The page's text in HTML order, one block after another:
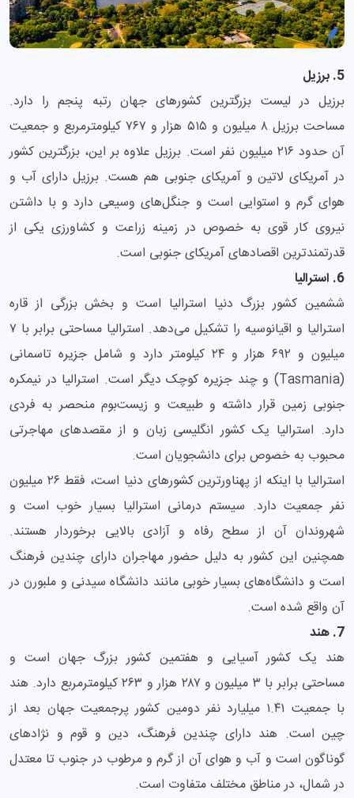
5. برزیل
برزیل در لیست بزرگترین کشورهای جهان رتبه پنجم را دارد.
مساحت برزیل ۸ میلیون و ۵۱۵ هزار و ۷۶۷ کیلومترمربع و جمعیت
آن حدود ۲۱۶ میلیون نفر است. برزیل علاوه بر این، بزرگترین کشور
در آمریکای لاتین و آمریکای جنوبی هم هست. برزیل دارای آب و
هوای گرم و استوایی است و جنگل‌های وسیعی دارد و با داشتن
نیروی کار قوی به خصوص در زمینه زراعت و کشاورزی یکی از
قدرتمندترین اقصادهای آمریکای جنوبی است.
6. استرالیا
ششمین کشور بزرگ دنیا استرالیا است و بخش بزرگی از قاره
استرالیا و اقیانوسیه را تشکیل می‌دهد. استرالیا مساحتی برابر با ۷
میلیون و ۶۹۲ هزار و ۲۴ کیلومتر دارد و شامل جزیره تاسمانی
(Tasmania) و چند جزیره کوچک دیگر است. استرالیا در نیمکره
جنوبی زمین قرار داشته و طبیعت و زیست‌بوم منحصر به فردی
دارد. استرالیا یک کشور انگلیسی زبان و از مقصدهای مهاجرتی
محبوب به خصوص برای دانشجویان است.
استرالیا با اینکه از پهناورترین کشورهای دنیا است، فقط ۲۶ میلیون
نفر جمعیت دارد. سیستم درمانی استرالیا بسیار خوب است و
شهروندان آن از سطح رفاه و آزادی بالایی برخوردار هستند.
همچنین این کشور به دلیل حضور مهاجران دارای چندین فرهنگ
است و دانشگاه‌های بسیار خوبی مانند دانشگاه سیدنی و ملبورن در
آن واقع شده است.
7. هند
هند یک کشور آسیایی و هفتمین کشور بزرگ جهان است و
مساحتی برابر با ۳ میلیون و ۲۸۷ هزار و ۲۶۳ کیلومترمربع دارد. هند
با جمعیت ۱.۴۱ میلیارد نفر دومین کشور پرجمعیت جهان بعد از
چین است. هند دارای چندین فرهنگ، دین و قوم و نژادهای
گوناگون است و آب و هوای آن از گرم و مرطوب در جنوب تا معتدل
در شمال، در مناطق مختلف متفاوت است.